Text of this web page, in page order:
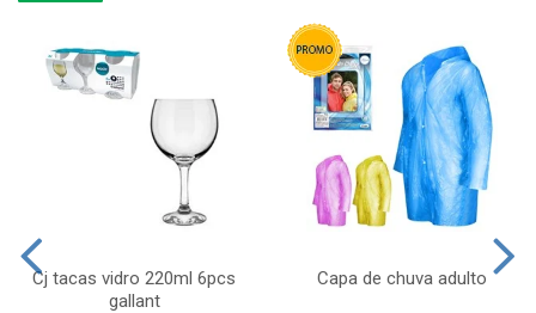
Cj tacas vidro 220ml 6pcs
gallant
Capa de chuva adulto